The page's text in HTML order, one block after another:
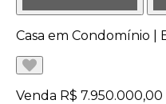
Casa em Condomínio |
Venda R$ 7.950.000,00